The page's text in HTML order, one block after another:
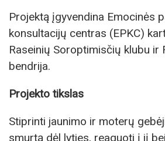
Projektą įgyvendina Emocinės
konsultacijų centras (EPKC)
Raseinių Soroptimisčių klubu ir
bendrija.
Projekto tikslas
Stiprinti jaunimo ir moterų
smurtą dėl lyties, reaguoti į jį